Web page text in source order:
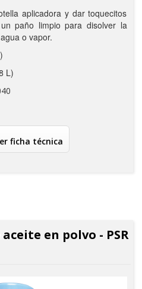
aplicadora y dar toquecitos
paño limpio para disolver la
o vapor.
L)
ficha técnica
en polvo - PSR